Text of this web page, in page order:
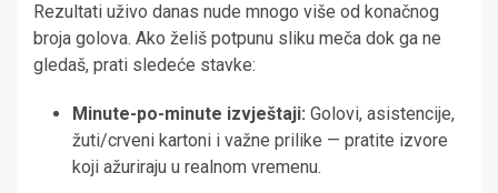
Rezultati uživo danas nude mnogo više od konačnog
broja golova. Ako želiš potpunu sliku meča dok ga ne
gledaš, prati sledeće stavke:
Minute-po-minute izvještaji: Golovi, asistencije,
žuti/crveni kartoni i važne prilike — pratite izvore
koji ažuriraju u realnom vremenu.